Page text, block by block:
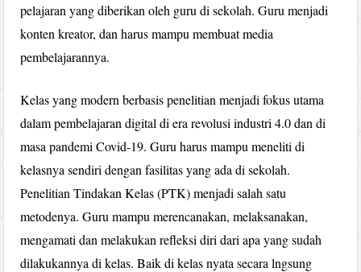
pelajaran yang diberikan oleh guru di sekolah. Guru menjadi
konten kreator, dan harus mampu membuat media
pembelajarannya.
Kelas yang modern berbasis penelitian menjadi fokus utama
dalam pembelajaran digital di era revolusi industri 4.0 dan di
masa pandemi Covid-19. Guru harus mampu meneliti di
kelasnya sendiri dengan fasilitas yang ada di sekolah.
Penelitian Tindakan Kelas (PTK) menjadi salah satu
metodenya. Guru mampu merencanakan, melaksanakan,
mengamati dan melakukan refleksi diri dari apa yang sudah
dilakukannya di kelas. Baik di kelas nyata secara lngsung